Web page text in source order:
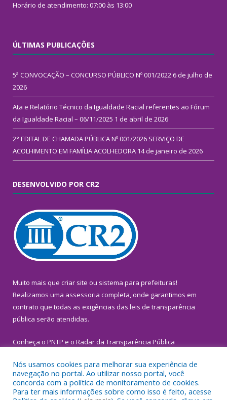
Horário de atendimento: 07:00 às 13:00
ÚLTIMAS PUBLICAÇÕES
5ª CONVOCAÇÃO – CONCURSO PÚBLICO Nº 001/2022 6 de julho de
2026
Ata e Relatório Técnico da Igualdade Racial referentes ao Fórum
da Igualdade Racial – 06/11/2025 1 de abril de 2026
2° EDITAL DE CHAMADA PÚBLICA Nº 001/2026 SERVIÇO DE
ACOLHIMENTO EM FAMÍLIA ACOLHEDORA 14 de janeiro de 2026
DESENVOLVIDO POR CR2
Muito mais que criar site ou sistema para prefeituras!
Realizamos uma assessoria completa, onde garantimos em
contrato que todas as exigências das leis de transparência
pública serão atendidas.
Conheça o PNTP e o Radar da Transparência Pública
Todos os direitos reservados a Prefeitura Municipal de
Nós usamos cookies para melhorar sua experiência de
navegação no portal. Ao utilizar nosso portal, você
concorda com a política de monitoramento de cookies.
Para ter mais informações sobre como isso é feito, acesse